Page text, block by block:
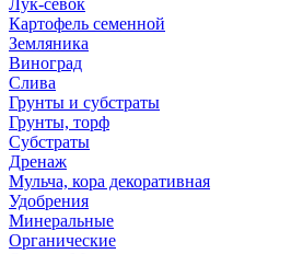
Лук-севок
Картофель семенной
Земляника
Виноград
Слива
Грунты и субстраты
Грунты, торф
Субстраты
Дренаж
Мульча, кора декоративная
Удобрения
Минеральные
Органические